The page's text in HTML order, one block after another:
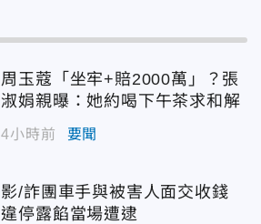
周玉蔻「坐牢+賠2000萬」？張
淑娟親曝：她約喝下午茶求和解
4小時前 要聞
影/詐團車手與被害人面交收錢
違停露餡當場遭逮